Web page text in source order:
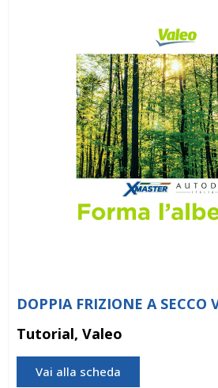
DOPPIA FRIZIONE A SECCO
Tutorial, Valeo
Vai alla scheda